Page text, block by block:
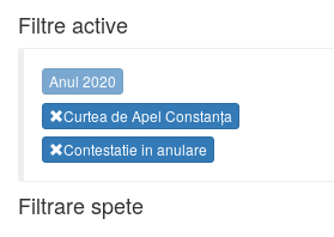
Filtre active
Anul 2020
Curtea de Apel Constanța
Contestatie in anulare
Filtrare spete